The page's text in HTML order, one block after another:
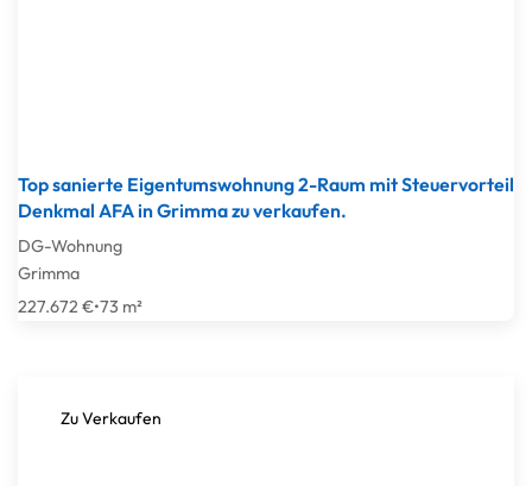
Top sanierte Eigentumswohnung 2-Raum mit Steuervorteil
Denkmal AFA in Grimma zu verkaufen.
DG-Wohnung
Grimma
227.672 €•73 m²
Zu Verkaufen